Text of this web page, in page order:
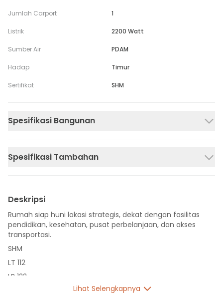
Jumlah Carport 1
Listrik 2200 Watt
Sumber Air PDAM
Hadap Timur
Sertifikat SHM
Spesifikasi Bangunan
Spesifikasi Tambahan
Deskripsi
Rumah siap huni lokasi strategis, dekat dengan fasilitas
pendidikan, kesehatan, pusat perbelanjaan, dan akses
transportasi.
SHM
LT 112
LB 122
Lihat Selengkapnya